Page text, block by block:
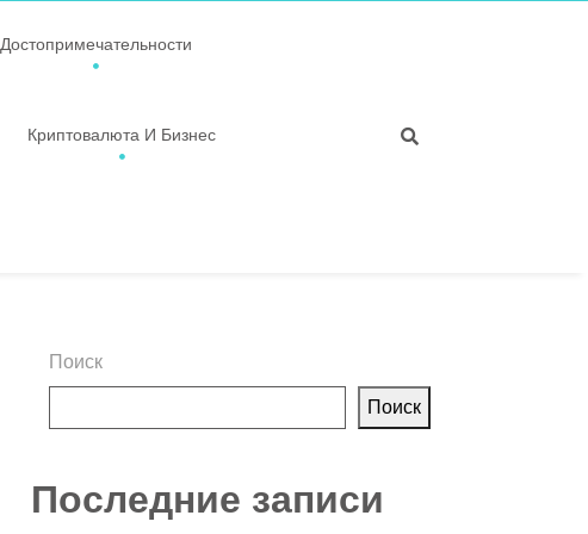
Достопримечательности
Криптовалюта И Бизнес
Поиск
Поиск
Последние записи